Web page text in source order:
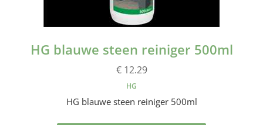
HG blauwe steen reiniger 500ml
€ 12.29
HG
HG blauwe steen reiniger 500ml